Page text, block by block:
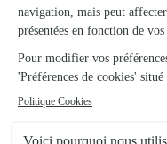
Voir la boutique